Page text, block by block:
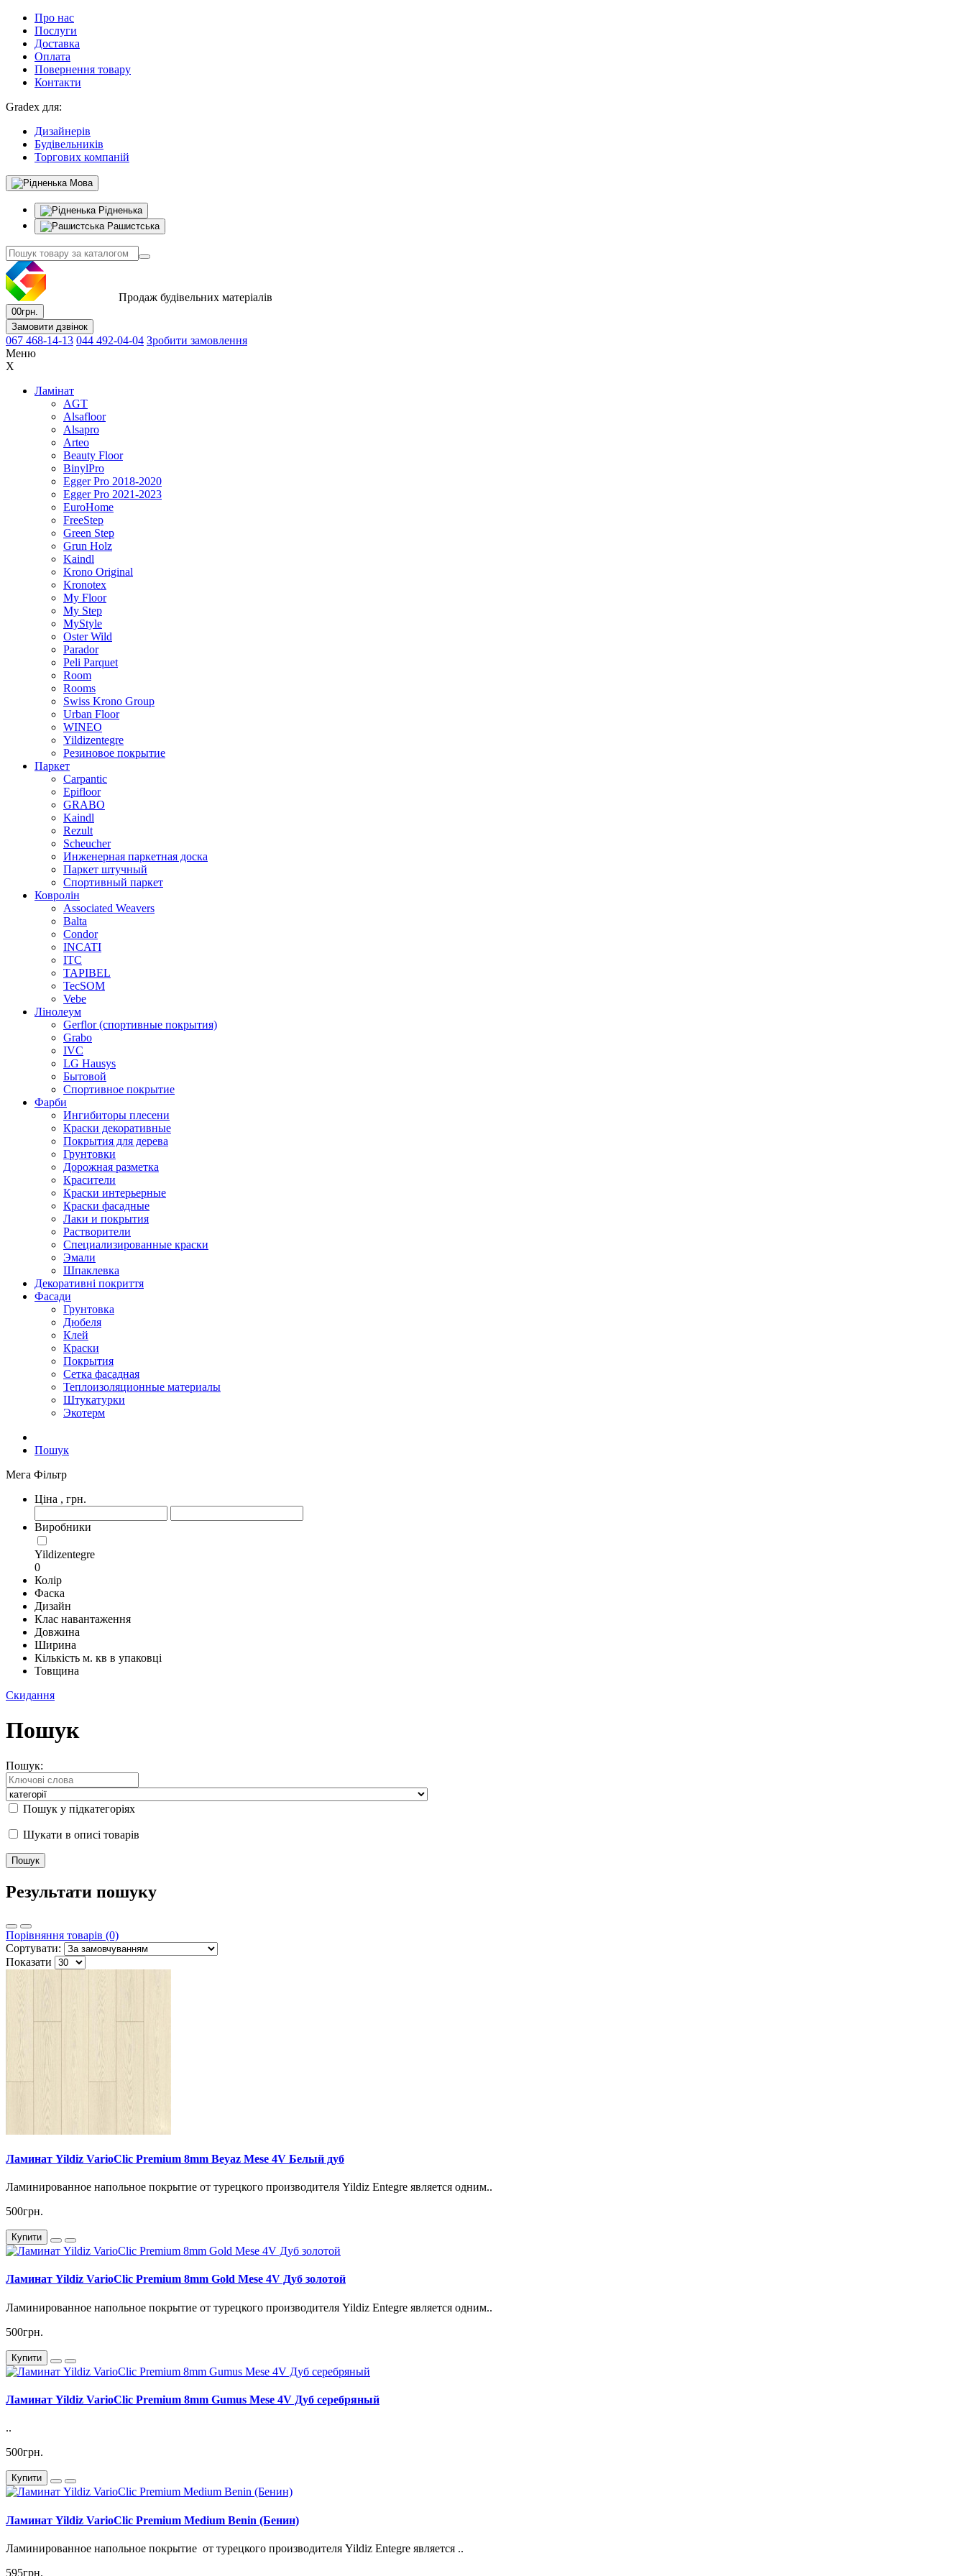
Про нас
Послуги
Доставка
Оплата
Повернення товару
Контакти
Gradex для:
Дизайнерів
Будівельників
Торгових компаній
Мова
Рідненька
Рашистська
Продаж будівельних матеріалів
00грн.
Замовити дзвінок
067 468-14-13 044 492-04-04 Зробити замовлення
Меню
X
Ламінат
AGT
Alsafloor
Alsapro
Arteo
Beauty Floor
BinylPro
Egger Pro 2018-2020
Egger Pro 2021-2023
EuroHome
FreeStep
Green Step
Grun Holz
Kaindl
Krono Original
Kronotex
My Floor
My Step
MyStyle
Oster Wild
Parador
Peli Parquet
Room
Rooms
Swiss Krono Group
Urban Floor
WINEO
Yildizentegre
Резиновое покрытие
Паркет
Carpantic
Epifloor
GRABO
Kaindl
Rezult
Scheucher
Инженерная паркетная доска
Паркет штучный
Спортивный паркет
Ковролін
Associated Weavers
Balta
Condor
INCATI
ITC
TAPIBEL
TecSOM
Vebe
Лінолеум
Gerflor (спортивные покрытия)
Grabo
IVC
LG Hausys
Бытовой
Спортивное покрытие
Фарби
Ингибиторы плесени
Краски декоративные
Покрытия для дерева
Грунтовки
Дорожная разметка
Красители
Краски интерьерные
Краски фасадные
Лаки и покрытия
Растворители
Специализированные краски
Эмали
Шпаклевка
Декоративні покриття
Фасади
Грунтовка
Дюбеля
Клей
Краски
Покрытия
Сетка фасадная
Теплоизоляционные материалы
Штукатурки
Экотерм
Пошук
Мега Фільтр
Ціна , грн.
Виробники
Yildizentegre
0
Колір
Фаска
Дизайн
Клас навантаження
Довжина
Ширина
Кількість м. кв в упаковці
Товщина
Скидання
Пошук
Пошук:
Пошук у підкатегоріях
Шукати в описі товарів
Результати пошуку
Порівняння товарів (0)
Сортувати:
Показати
Ламинат Yildiz VarioClic Premium 8mm Beyaz Mese 4V Белый дуб
Ламинированное напольное покрытие от турецкого производителя Yildiz Entegre является одним..
500грн.
Купити
Ламинат Yildiz VarioClic Premium 8mm Gold Mese 4V Дуб золотой
Ламинированное напольное покрытие от турецкого производителя Yildiz Entegre является одним..
500грн.
Купити
Ламинат Yildiz VarioClic Premium 8mm Gumus Mese 4V Дуб серебряный
..
500грн.
Купити
Ламинат Yildiz VarioClic Premium Medium Benin (Бенин)
Ламинированное напольное покрытие от турецкого производителя Yildiz Entegre является ..
595грн.